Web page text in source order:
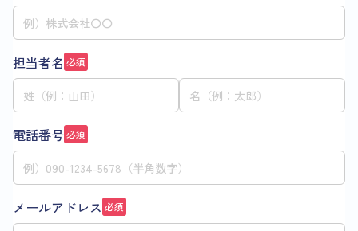
担当者名 必須
電話番号必須
メールアドレス 必須